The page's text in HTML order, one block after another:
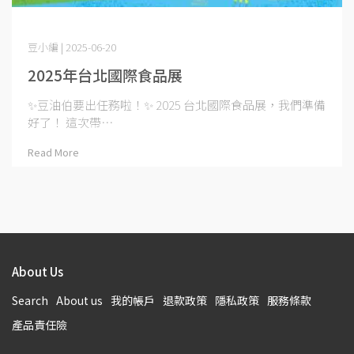
2025年台北國際食品展
豆小編 | 2025-06-20
✨豆油伯要出任務啦！✨ 2025 台北國際食品展，我們準備
好了！ 這次帶⋯
Read More
About Us
Search About us 我的帳戶 退款政策 隱私政策 服務條款
產品責任險